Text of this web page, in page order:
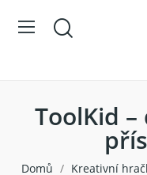
ToolKid
Domů Kreativní